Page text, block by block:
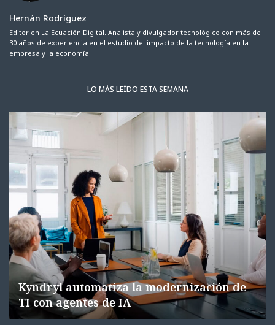
Hernán Rodríguez
Editor en La Ecuación Digital. Analista y divulgador tecnológico con más de
30 años de experiencia en el estudio del impacto de la tecnología en la
empresa y la economía.
LO MÁS LEÍDO ESTA SEMANA
Kyndryl automatiza la modernización de
TI con agentes de IA